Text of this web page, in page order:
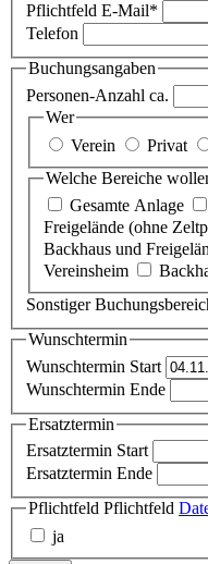
Pflichtfeld E-Mail*
Telefon
Buchungsangaben
Personen-Anzahl ca.
Wer
Verein
Privat
Welche Bereiche
Gesamte Anlage
Freigelände (ohne
Backhaus und
Vereinsheim
Sonstiger
Wunschtermin
Wunschtermin Start
Wunschtermin Ende
Ersatztermin
Ersatztermin Start
Ersatztermin Ende
Pflichtfeld Pflichtfeld
ja